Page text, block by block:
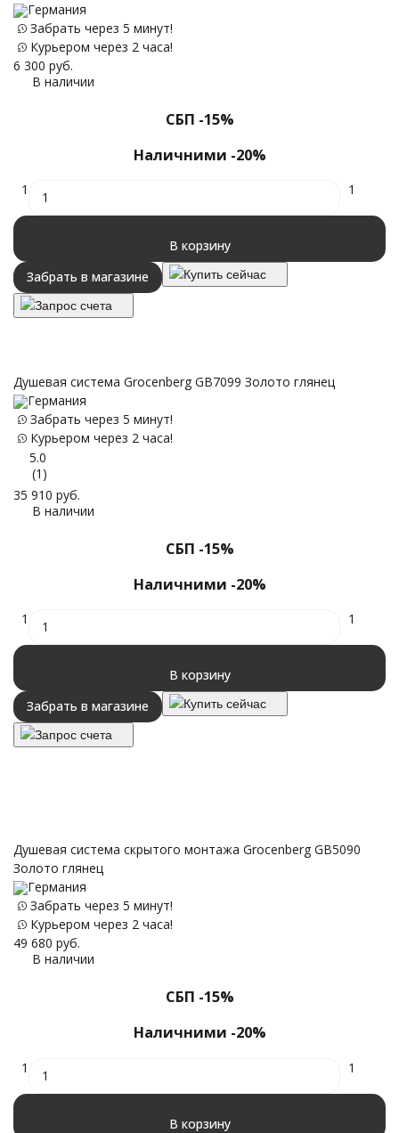
Германия
Забрать через 5 минут!
Курьером через 2 часа!
6 300 руб.
В наличии
СБП -15%
Наличними -20%
1 1
В корзину
Забрать в магазине
Купить сейчас
Запрос счета
Душевая система Grocenberg GB7099 Золото глянец
Германия
Забрать через 5 минут!
Курьером через 2 часа!
5.0
(1)
35 910 руб.
В наличии
СБП -15%
Наличними -20%
1 1
В корзину
Забрать в магазине
Купить сейчас
Запрос счета
Душевая система скрытого монтажа Grocenberg GB5090
Золото глянец
Германия
Забрать через 5 минут!
Курьером через 2 часа!
49 680 руб.
В наличии
СБП -15%
Наличними -20%
1 1
В корзину